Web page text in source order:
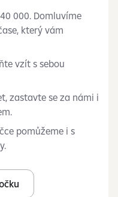
000. Domluvíme
který vám
vzít s sebou
zastavte se za námi i
pomůžeme i s